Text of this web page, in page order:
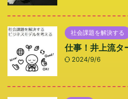
社会課題を解決する
仕事！井上流タ
2024/9/6